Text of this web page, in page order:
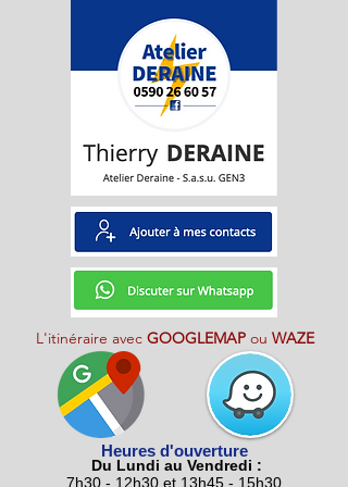
L'itinéraire avec GOOGLEMAPou WAZE
Heures d'ouverture
Du Lundi au Vendredi :
7h30 - 12h30 et 13h45 - 15h30